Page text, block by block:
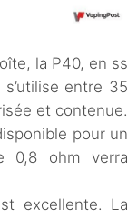
la P40, en ss
entre 35
et contenue.
pour un
0,8 ohm verra
excellente. La